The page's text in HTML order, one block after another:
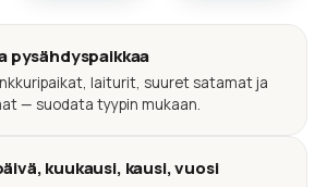
pysähdyspaikkaa
laiturit, suuret satamat ja
— suodata tyypin mukaan.
kuukausi, kausi, vuosi